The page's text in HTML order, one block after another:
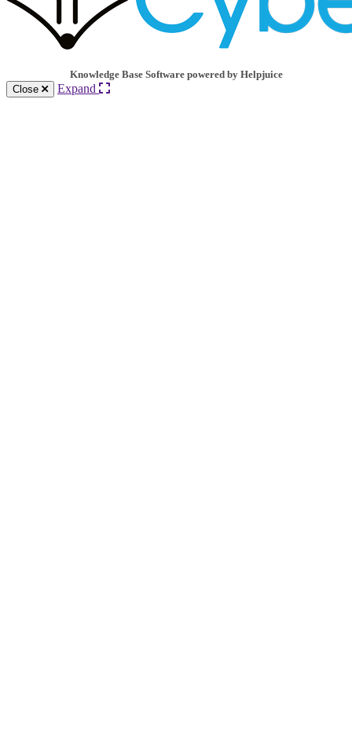
Knowledge Base Software powered by Helpjuice
Close
Expand